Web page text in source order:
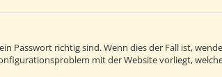
Passwort richtig sind. Wenn dies der Fall ist,
mit der Website vorliegt,